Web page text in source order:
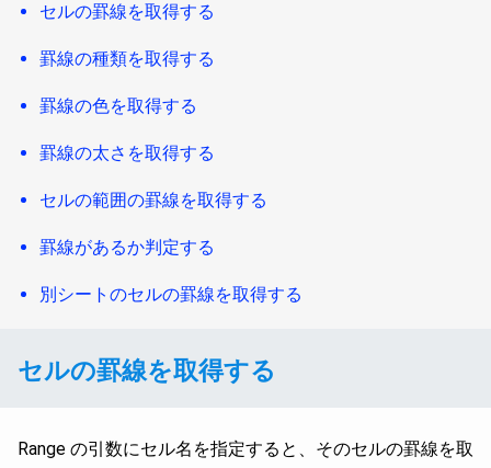
セルの罫線を取得する
罫線の種類を取得する
罫線の色を取得する
罫線の太さを取得する
セルの範囲の罫線を取得する
罫線があるか判定する
別シートのセルの罫線を取得する
セルの罫線を取得する
Range の引数にセル名を指定すると、そのセルの罫線を取